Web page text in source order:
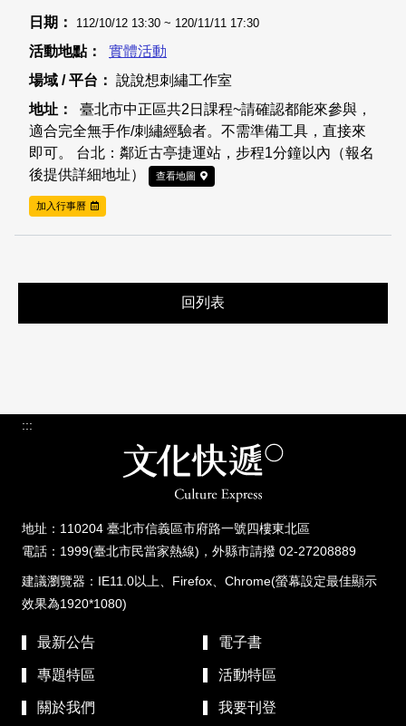
112/10/12 13:30 ~ 120/11/11 17:30
實體活動
說說想刺繡工作室
臺北市中正區共2日課程~請確認都能來參與，
適合完全無手作/刺繡經驗者。不需準備工具，直接來
即可。 台北：鄰近古亭捷運站，步程1分鐘以內（報名
後提供詳細地址）
查看地圖
加入行事曆
回列表
:::
地址：110204 臺北市信義區市府路一號四樓東北區
電話：1999(臺北市民當家熱線)，外縣市請撥 02-27208889
建議瀏覽器：IE11.0以上、Firefox、Chrome(螢幕設定最佳顯示
效果為1920*1080)
最新公告 電子書
專題特區 活動特區
關於我們 我要刊登